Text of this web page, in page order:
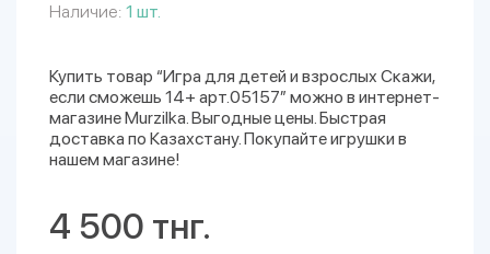
Наличие: 1 шт.
Купить товар “Игра для детей и взрослых Скажи,
если сможешь 14+ арт.05157” можно в интернет-
магазине Murzilka. Выгодные цены. Быстрая
доставка по Казахстану. Покупайте игрушки в
нашем магазине!
4 500 тнг.